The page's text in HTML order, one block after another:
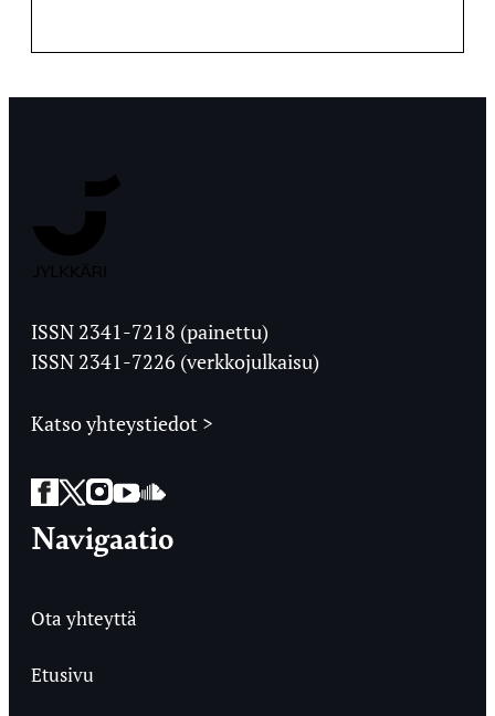
Ylioppilaslehti
ISSN 2341-7218 (painettu)
ISSN 2341-7226 (verkkojulkaisu)
Katso yhteystiedot >
Facebook
Twitter
Instagram
YouTube
SoundCloud
Navigaatio
Ota yhteyttä
Etusivu